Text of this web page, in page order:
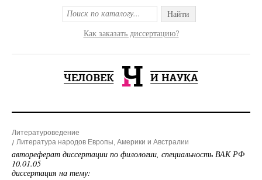
Найти
Как заказать диссертацию?
Литературоведение
Литература народов Европы, Америки и Австралии
автореферат диссертации по филологии, специальность ВАК РФ
10.01.05
диссертация на тему: